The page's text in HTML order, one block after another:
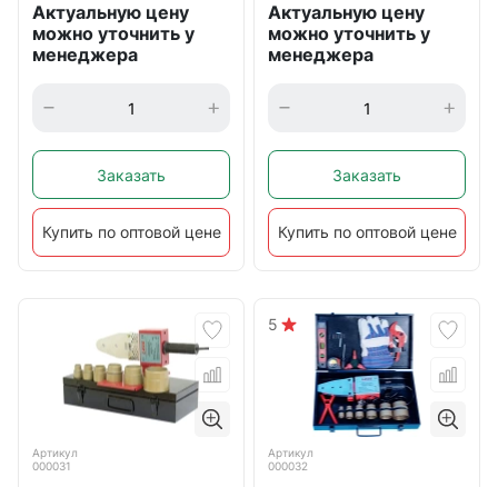
Актуальную цену
можно уточнить у
менеджера
Заказать
Купить по оптовой цене
Актуальную цену
можно уточнить у
менеджера
Заказать
Купить по оптовой цене
Артикул
000031
5
Артикул
000032